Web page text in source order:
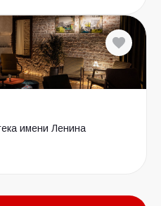
имени Ленина